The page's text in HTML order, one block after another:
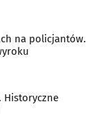
na policjantów.
Historyczne